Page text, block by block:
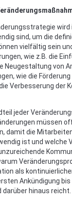
wird
sind, um die
vielfältig sein
wie z.B. die
Neugestaltung von
wie die
Verbesserung der
jeder
müssen
damit die
ist und welche
als
Ankündigung
hinaus reicht.